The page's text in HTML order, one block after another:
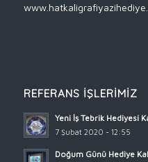
REFERANS İŞLERIMIZ
Yeni İş Tebrik Hediyesi
7 Şubat 2020 - 12:55
Doğum Günü Hediye